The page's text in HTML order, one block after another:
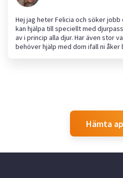
Hej jag heter Felicia och söker
kan hjälpa till speciellt med
av i princip alla djur. Har även stor
behöver hjälp med dom ifall ni
Hämta